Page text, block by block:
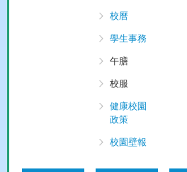
校曆
學生事務
午膳
校服
健康校園
政策
校園壁報